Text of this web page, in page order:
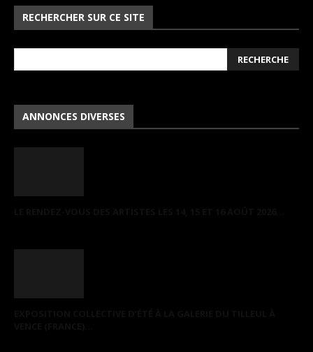
RECHERCHER SUR CE SITE
ANNONCES DIVERSES